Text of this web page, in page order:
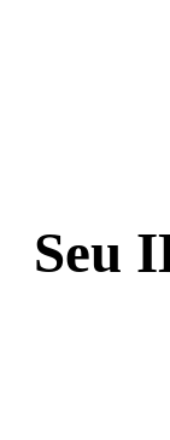
Seu